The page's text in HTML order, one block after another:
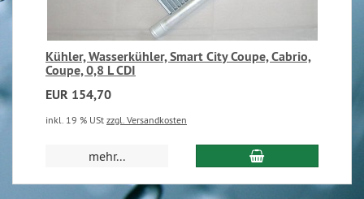
Kühler, Wasserkühler, Smart City Coupe, Cabrio,
Coupe, 0,8 L CDI
EUR 154,70
inkl. 19 % USt zzgl. Versandkosten
mehr...